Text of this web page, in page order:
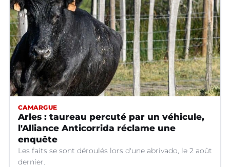
CAMARGUE
Arles : taureau percuté par un véhicule,
l'Alliance Anticorrida réclame une
enquête
Les faits se sont déroulés lors d'une abrivado, le 2 août
dernier.